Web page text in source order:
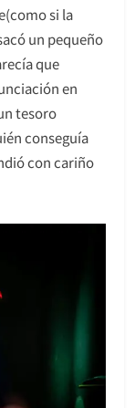
si la
un pequeño
que
en
tesoro
conseguía
con cariño